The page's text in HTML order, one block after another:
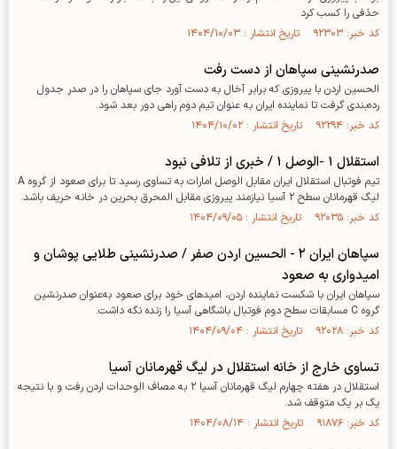
حذفی را کسب کرد
کد خبر: ۹۲۳۰۳ تاریخ انتشار : ۱۴۰۴/۱۰/۰۳
صدرنشینی سپاهان از دست رفت
الحسین اردن با پیروزی که برابر آخال به دست آورد جای سپاهان را در صدر جدول
رده‌بندی گرفت تا نماینده ایران به عنوان تیم دوم راهی دور بعد شود.
کد خبر: ۹۲۲۹۴ تاریخ انتشار : ۱۴۰۴/۱۰/۰۲
استقلال ۱ -الوصل ۱ / خبری از تلافی نبود
تیم فوتبال استقلال ایران مقابل الوصل امارات به تساوی رسید تا برای صعود از گروه A
لیگ قهرمانان سطح ۲ آسیا نیازمند پیروزی مقابل المحرق بحرین در خانه حریف باشد.
کد خبر: ۹۲۰۳۵ تاریخ انتشار : ۱۴۰۴/۰۹/۰۵
سپاهان ایران ۲ - الحسین اردن صفر / صدرنشینی طلایی پوشان و
امیدواری به صعود
سپاهان ایران با شکست نماینده اردن، امیدهای خود برای صعود به‌عنوان صدرنشین
گروه C مسابقات سطح دوم فوتبال باشگاهی آسیا را زنده نگه داشت.
کد خبر: ۹۲۰۲۸ تاریخ انتشار : ۱۴۰۴/۰۹/۰۴
تساوی خارج از خانه استقلال در لیگ قهرمانان آسیا
استقلال در هفته چهارم لیگ قهرمانان آسیا ۲ به مصاف الوحدات اردن رفت و با نتیجه
یک بر یک متوقف شد.
کد خبر: ۹۱۸۷۶ تاریخ انتشار : ۱۴۰۴/۰۸/۱۴